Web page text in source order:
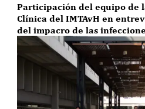
Participación del equipo de
Clínica del IMTAvH en
del impacro de las